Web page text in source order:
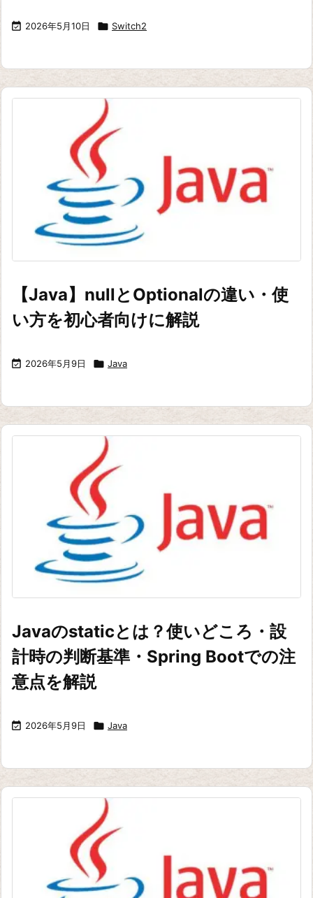
 2026年5月10日  Switch2
【Java】nullとOptionalの違い・使
い方を初心者向けに解説
 2026年5月9日  Java
Javaのstaticとは？使いどころ・設
計時の判断基準・Spring Bootでの注
意点を解説
 2026年5月9日  Java